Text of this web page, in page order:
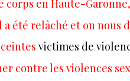
corps en Haute-
a été relâché et on nous
victimes de
contre les violences